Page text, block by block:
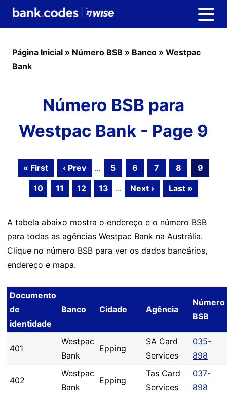
Página Inicial » Número BSB » Banco » Westpac
Bank
Número BSB para
Westpac Bank - Page 9
« First ‹ Prev ... 5 6 7 8
9
10
11 12 13 ... Next › Last »
A tabela abaixo mostra o endereço e o número BSB
para todas as agências Westpac Bank na Austrália.
Clique no número BSB para ver os dados bancários,
endereço e mapa.
Documento
de
identidade
Banco Cidade Agência
Número
BSB
401
Westpac
Bank
Epping
SA Card
Services
035-
898
402
Westpac
Bank
Epping
Tas Card
Services
037-
898